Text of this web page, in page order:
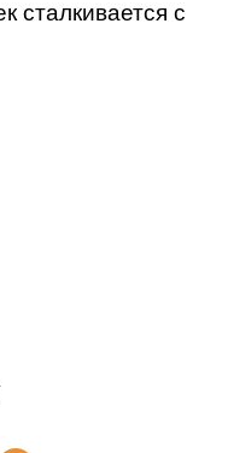
сталкивается с